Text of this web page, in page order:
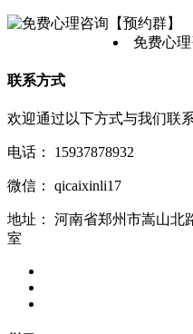
免费心理
联系方式
欢迎通过以下方式与我们联
电话： 15937878932
微信： qicaixinli17
地址：
河南省郑州市嵩山北
室